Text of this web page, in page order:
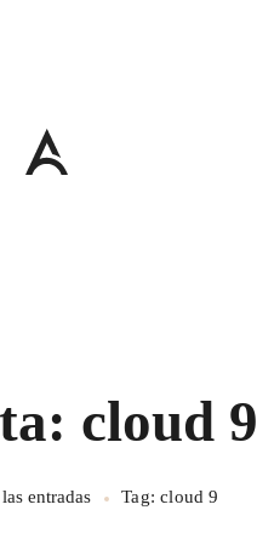
cloud 9
entradas Tag: cloud 9